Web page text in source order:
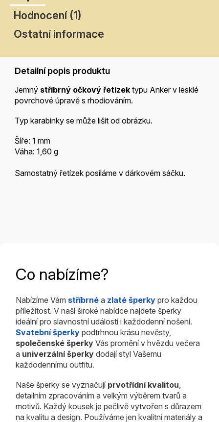
Hodnocení (1)
Ostatní informace
Detailní popis produktu
Jemný stříbrný očkový řetízek typu Anker v lesklé
povrchové úpravě s rhodiováním.
Typ karabinky se může lišit od obrázku.
Šíře: 1 mm
Váha: 1,60 g
Samostatný řetízek posíláme v dárkovém sáčku.
Co nabízíme?
Nabízíme Vám stříbrné a zlaté šperky pro každou
příležitost. V naší široké nabídce najdete šperky
ideální pro slavnostní události i každodenní nošení.
Svatební šperky podtrhnou krásu nevěsty,
společenské šperky Vás promění v hvězdu večera
a univerzální šperky dodají styl Vašemu
každodennímu outfitu.
Naše šperky se vyznačují prvotřídní kvalitou
detailním zpracováním a velkým výběrem tvarů a
motivů. Každý kousek je pečlivě vytvořen s důrazem
na kvalitu a design. Používáme jen kvalitní materiály a